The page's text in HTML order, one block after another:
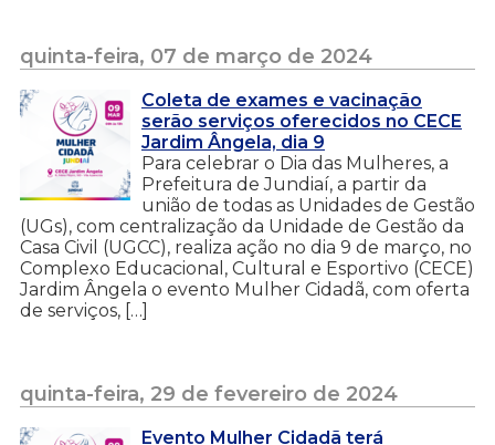
quinta-feira, 07 de março de 2024
Coleta de exames e vacinação
serão serviços oferecidos no CECE
Jardim Ângela, dia 9
Para celebrar o Dia das Mulheres, a
Prefeitura de Jundiaí, a partir da
união de todas as Unidades de Gestão
(UGs), com centralização da Unidade de Gestão da
Casa Civil (UGCC), realiza ação no dia 9 de março, no
Complexo Educacional, Cultural e Esportivo (CECE)
Jardim Ângela o evento Mulher Cidadã, com oferta
de serviços, […]
quinta-feira, 29 de fevereiro de 2024
Evento Mulher Cidadã terá